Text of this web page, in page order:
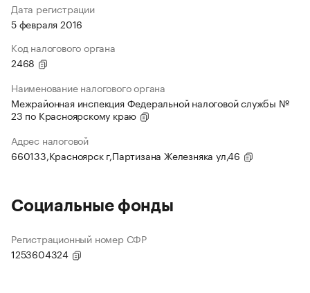
Дата регистрации
5 февраля 2016
Код налогового органа
2468
Наименование налогового органа
Межрайонная инспекция Федеральной налоговой службы №
23 по Красноярскому краю
Адрес налоговой
660133,Красноярск г,Партизана Железняка ул,46
Социальные фонды
Регистрационный номер СФР
1253604324